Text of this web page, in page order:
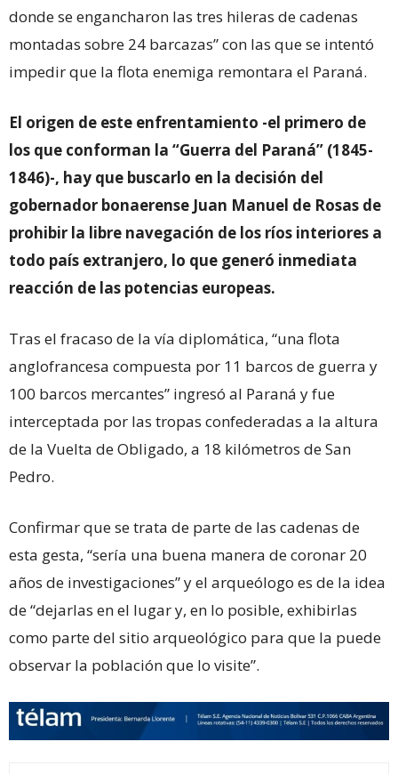
donde se engancharon las tres hileras de cadenas
montadas sobre 24 barcazas” con las que se intentó
impedir que la flota enemiga remontara el Paraná.
El origen de este enfrentamiento -el primero de
los que conforman la “Guerra del Paraná” (1845-
1846)-, hay que buscarlo en la decisión del
gobernador bonaerense Juan Manuel de Rosas de
prohibir la libre navegación de los ríos interiores a
todo país extranjero, lo que generó inmediata
reacción de las potencias europeas.
Tras el fracaso de la vía diplomática, “una flota
anglofrancesa compuesta por 11 barcos de guerra y
100 barcos mercantes” ingresó al Paraná y fue
interceptada por las tropas confederadas a la altura
de la Vuelta de Obligado, a 18 kilómetros de San
Pedro.
Confirmar que se trata de parte de las cadenas de
esta gesta, “sería una buena manera de coronar 20
años de investigaciones” y el arqueólogo es de la idea
de “dejarlas en el lugar y, en lo posible, exhibirlas
como parte del sitio arqueológico para que la puede
observar la población que lo visite”.